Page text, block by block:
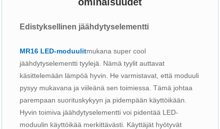
Edistyksellinen jäähdytyselementti
MR16 LED-moduulitmukana super cool
jäähdytyselementti tyylejä. Nämä tyylit auttavat
käsittelemään lämpöä hyvin. He varmistavat, että moduuli
pysyy mukavana ja viileänä sen toimiessa. Tämä johtaa
parempaan suorituskykyyn ja pidempään käyttöikään.
Hyvin toimiva jäähdytyselementti voi pidentää LED-
moduulin käyttöikää merkittävästi. Käyttäjät hyötyvät